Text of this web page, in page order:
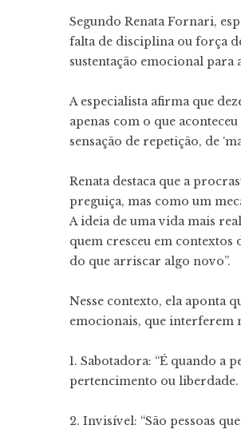
Segundo Renata Fornari,
falta de disciplina ou força
sustentação emocional para
A especialista afirma que
apenas com o que
sensação de repetição, de
Renata destaca que a
preguiça, mas como um
A ideia de uma vida mais
quem cresceu em
do que arriscar algo novo”.
Nesse contexto, ela aponta
emocionais, que interferem
1. Sabotadora: “É quando a
pertencimento ou liberdade.
2. Invisível: “São pessoas